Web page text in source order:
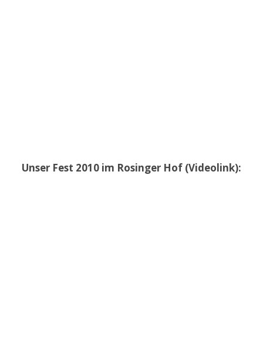
Unser Fest 2010 im Rosinger Hof (Videolink):